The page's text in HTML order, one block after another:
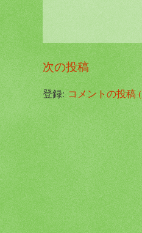
次の投稿
登録:コメントの投稿